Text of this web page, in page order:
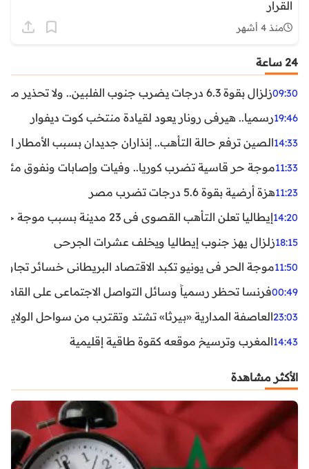
القرار
منذ 4 أشهر
24 ساعة
09:30زلزال بقوة 6.3 درجات يضرب جنوب الفلبين.. ولا تحذير من تسونامي حتى الآن
19:46رسميا.. هيرفي رونار يعود لقيادة منتخب كوت ديفوار
14:33الصين ترفع حالة التأهب.. إنذاران جديدان بسبب الأمطار
11:33موجة حر قاسية تضرب كوريا.. وفيات وإصابات ونفوق مئات
11:23هزة أرضية بقوة 5.6 درجات تضرب مصر
14:20إيطاليا تعلن التأهب القصوى في 23 مدينة بسبب موجة حر شديدة
18:15زلزال يهز جنوب إيطاليا ويخلف عشرات الجرحى
11:50موجة الحر في يونيو تكبد الاقتصاد البريطاني خسائر تجاوزت 1.5 مليار
00:49فرنسا تحظر رسمياً وسائل التواصل الاجتماعي على القاصرين
23:03العاصفة المدارية «بيرثا» تشتد وتقترب من سواحل
14:43المغرب وترسيخ موقعه كقوة طاقية إقليمية
الأكثر مشاهدة